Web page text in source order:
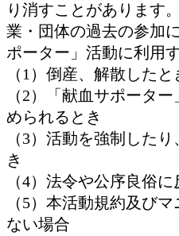
り消すことがあります
業・団体の過去の参加
ポーター」活動に利用
（1）倒産、解散したと
（2）「献血サポータ
められるとき
（3）活動を強制した
き
（4）法令や公序良俗
（5）本活動規約及び
ない場合